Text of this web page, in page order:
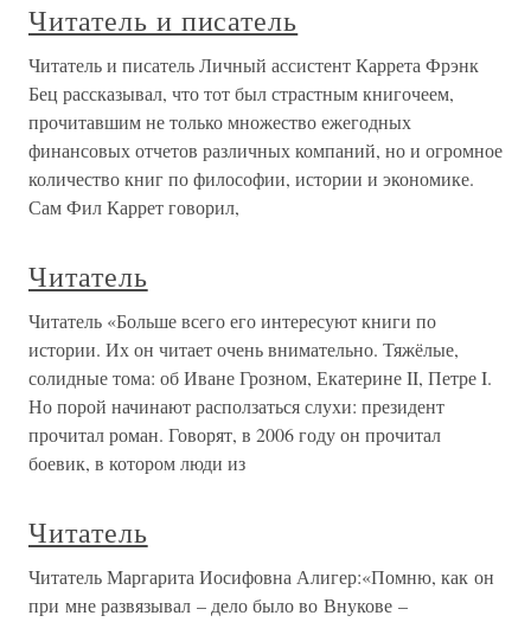
Читатель и писатель
Читатель и писатель Личный ассистент Каррета Фрэнк
Бец рассказывал, что тот был страстным книгочеем,
прочитавшим не только множество ежегодных
финансовых отчетов различных компаний, но и огромное
количество книг по философии, истории и экономике.
Сам Фил Каррет говорил,
Читатель
Читатель «Больше всего его интересуют книги по
истории. Их он читает очень внимательно. Тяжёлые,
солидные тома: об Иване Грозном, Екатерине II, Петре I.
Но порой начинают расползаться слухи: президент
прочитал роман. Говорят, в 2006 году он прочитал
боевик, в котором люди из
Читатель
Читатель Маргарита Иосифовна Алигер:«Помню, как он
при мне развязывал – дело было во Внукове –